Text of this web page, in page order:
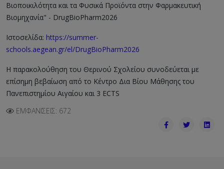
Βιοποικιλότητα και τα Φυσικά Προϊόντα στην Φαρμακευτική
Βιομηχανία" - DrugBioPharm2026
Ιστοσελίδα: https://summer-
schools.aegean.gr/el/DrugBioPharm2026
Η παρακολούθηση του Θερινού Σχολείου συνοδεύεται με
επίσημη βεβαίωση από το Κέντρο Δια Βίου Μάθησης του
Πανεπιστημίου Αιγαίου και 3 ECTS
ΕΜΦΑΝΊΣΕΙΣ: 672